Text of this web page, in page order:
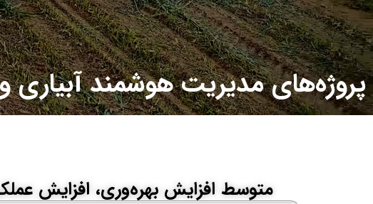
پروژه‌های مدیریت هوشمند آبیاری
متوسط افزایش بهره‌وری، افزایش